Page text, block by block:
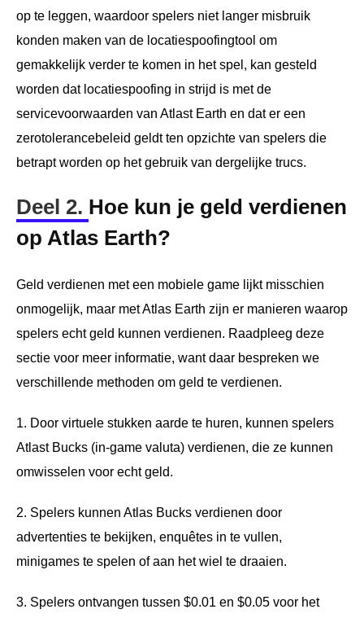
op te leggen, waardoor spelers niet langer misbruik
konden maken van de locatiespoofingtool om
gemakkelijk verder te komen in het spel, kan gesteld
worden dat locatiespoofing in strijd is met de
servicevoorwaarden van Atlast Earth en dat er een
zerotolerancebeleid geldt ten opzichte van spelers die
betrapt worden op het gebruik van dergelijke trucs.
Deel 2. Hoe kun je geld verdienen
op Atlas Earth?
Geld verdienen met een mobiele game lijkt misschien
onmogelijk, maar met Atlas Earth zijn er manieren waarop
spelers echt geld kunnen verdienen. Raadpleeg deze
sectie voor meer informatie, want daar bespreken we
verschillende methoden om geld te verdienen.
1. Door virtuele stukken aarde te huren, kunnen spelers
Atlast Bucks (in-game valuta) verdienen, die ze kunnen
omwisselen voor echt geld.
2. Spelers kunnen Atlas Bucks verdienen door
advertenties te bekijken, enquêtes in te vullen,
minigames te spelen of aan het wiel te draaien.
3. Spelers ontvangen tussen $0.01 en $0.05 voor het